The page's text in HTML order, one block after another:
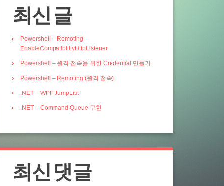
최신 글
Powershell – Remoting
EnableCompatibilityHttpListener
Powershell – 원격 접속을 위한 Credential 만들기
Powershell – Remoting (원격 접속)
.NET – WPF JumpList
.NET – Command Queue 구현
최신 댓글